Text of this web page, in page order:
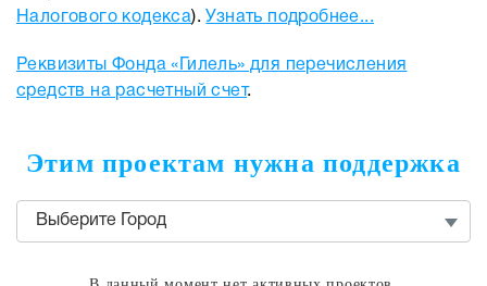
Налогового кодекса). Узнать подробнее...
Реквизиты Фонда «Гилель» для перечисления
средств на расчетный счет.
Этим проектам нужна поддержка
Выберите Город